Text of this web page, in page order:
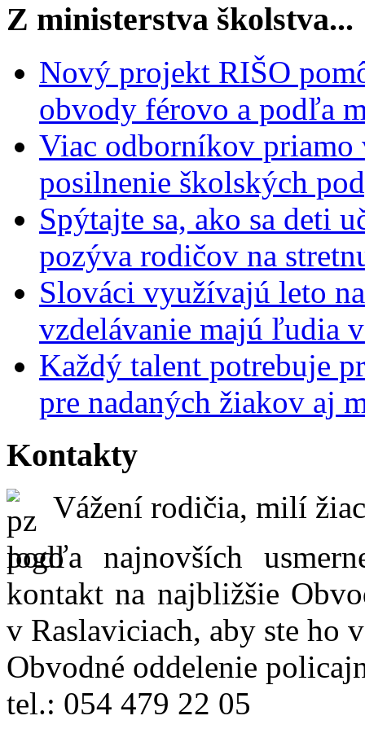
Z ministerstva školstva...
Nový projekt RIŠO
obvody férovo a podľa
Viac odborníkov priamo
posilnenie školských
Spýtajte sa, ako sa deti
pozýva rodičov na
Slováci využívajú leto
vzdelávanie majú ľudia
Každý talent potrebuje
pre nadaných žiakov aj
Kontakty
Vážení rodičia, milí
podľa najnovších
kontakt na najbližšie
v Raslaviciach, aby ste ho
Obvodné oddelenie
tel.: 054 479 22 05